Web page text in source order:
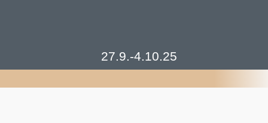
27.9.-4.10.25